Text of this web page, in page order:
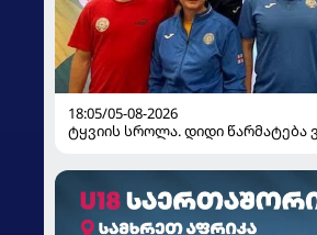
18:05/05-08-2026
ტყვიის სროლა. დიდი წარმატება